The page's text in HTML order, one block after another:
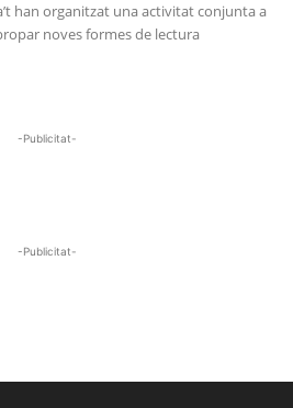
han organitzat una activitat conjunta a
noves formes de lectura
-Publicitat-
-Publicitat-